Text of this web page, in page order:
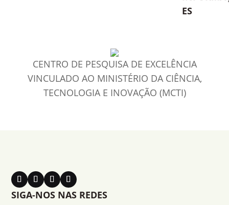
ES
CENTRO DE PESQUISA DE EXCELÊNCIA
VINCULADO AO MINISTÉRIO DA CIÊNCIA,
TECNOLOGIA E INOVAÇÃO (MCTI)
SIGA-NOS NAS REDES